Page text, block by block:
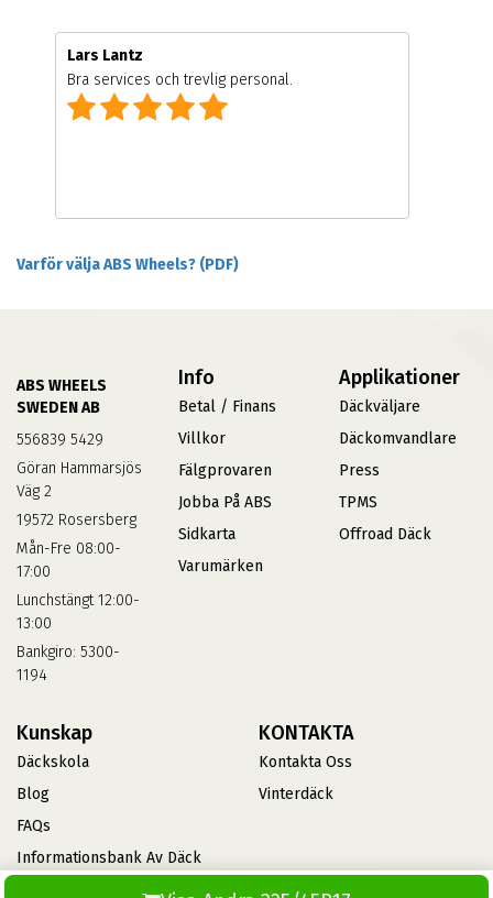
Lars Lantz
Bra services och trevlig personal.
Varför välja ABS Wheels? (PDF)
ABS WHEELS
SWEDEN AB
556839 5429
Göran Hammarsjös
Väg 2
19572 Rosersberg
Mån-Fre 08:00-
17:00
Lunchstängt 12:00-
13:00
Bankgiro: 5300-
1194
Info
Betal / Finans
Villkor
Fälgprovaren
Jobba På ABS
Sidkarta
Varumärken
Applikationer
Däckväljare
Däckomvandlare
Press
TPMS
Offroad Däck
Kunskap
Däckskola
Blog
FAQs
Informationsbank Av Däck
Och Fälgar
KONTAKTA
Kontakta Oss
Vinterdäck